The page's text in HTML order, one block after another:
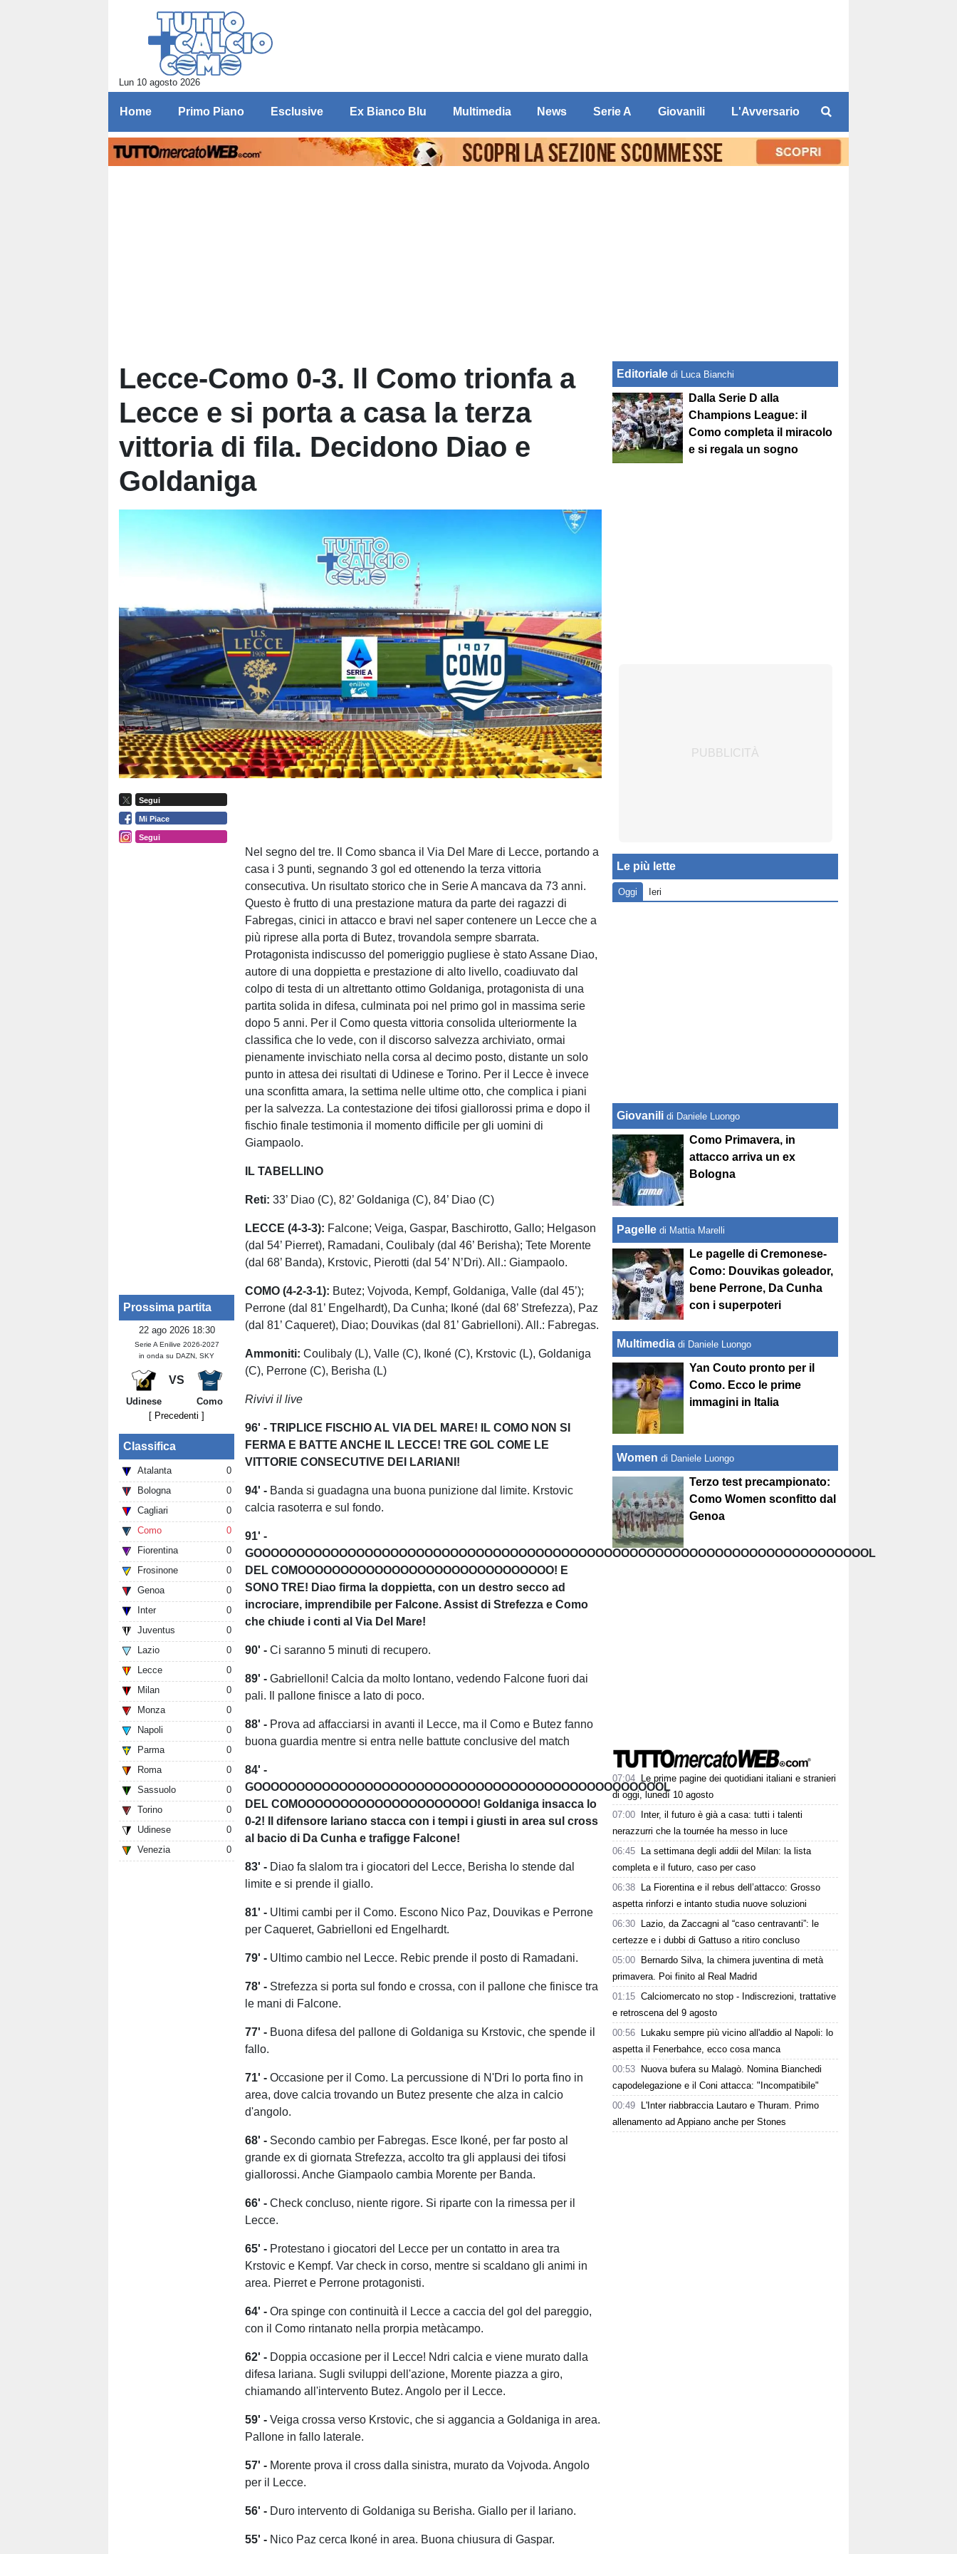
Lun 10 agosto 2026
Home Primo Piano Esclusive Ex Bianco Blu Multimedia News Serie A Giovanili L'Avversario
Lecce-Como 0-3. Il Como trionfa a
Lecce e si porta a casa la terza
vittoria di fila. Decidono Diao e
Goldaniga
Segui
Mi Piace
Segui
Prossima partita
22 ago 2026 18:30
Serie A Enilive 2026-2027
in onda su DAZN, SKY
VS
Udinese
Como
[ Precedenti ]
Classifica
Atalanta
0
Bologna
0
Cagliari
0
Como
0
Fiorentina
0
Frosinone
0
Genoa
0
Inter
0
Juventus
0
Lazio
0
Lecce
0
Milan
0
Monza
0
Napoli
0
Parma
0
Roma
0
Sassuolo
0
Torino
0
Udinese
0
Venezia
0
Nel segno del tre. Il Como sbanca il Via Del Mare di Lecce, portando a
casa i 3 punti, segnando 3 gol ed ottenendo la terza vittoria
consecutiva. Un risultato storico che in Serie A mancava da 73 anni.
Questo è frutto di una prestazione matura da parte dei ragazzi di
Fabregas, cinici in attacco e bravi nel saper contenere un Lecce che a
più riprese alla porta di Butez, trovandola sempre sbarrata.
Protagonista indiscusso del pomeriggio pugliese è stato Assane Diao,
autore di una doppietta e prestazione di alto livello, coadiuvato dal
colpo di testa di un altrettanto ottimo Goldaniga, protagonista di una
partita solida in difesa, culminata poi nel primo gol in massima serie
dopo 5 anni. Per il Como questa vittoria consolida ulteriormente la
classifica che lo vede, con il discorso salvezza archiviato, ormai
pienamente invischiato nella corsa al decimo posto, distante un solo
punto in attesa dei risultati di Udinese e Torino. Per il Lecce è invece
una sconfitta amara, la settima nelle ultime otto, che complica i piani
per la salvezza. La contestazione dei tifosi giallorossi prima e dopo il
fischio finale testimonia il momento difficile per gli uomini di
Giampaolo.
IL TABELLINO
Reti: 33’ Diao (C), 82’ Goldaniga (C), 84’ Diao (C)
LECCE (4-3-3): Falcone; Veiga, Gaspar, Baschirotto, Gallo; Helgason
(dal 54’ Pierret), Ramadani, Coulibaly (dal 46’ Berisha); Tete Morente
(dal 68’ Banda), Krstovic, Pierotti (dal 54’ N’Dri). All.: Giampaolo.
COMO (4-2-3-1): Butez; Vojvoda, Kempf, Goldaniga, Valle (dal 45’);
Perrone (dal 81’ Engelhardt), Da Cunha; Ikoné (dal 68’ Strefezza), Paz
(dal 81’ Caqueret), Diao; Douvikas (dal 81’ Gabrielloni). All.: Fabregas.
Ammoniti:Coulibaly (L), Valle (C), Ikoné (C), Krstovic (L), Goldaniga
(C), Perrone (C), Berisha (L)
Rivivi il live
96' - TRIPLICE FISCHIO AL VIA DEL MARE! IL COMO NON SI
FERMA E BATTE ANCHE IL LECCE! TRE GOL COME LE
VITTORIE CONSECUTIVE DEI LARIANI!
94' - Banda si guadagna una buona punizione dal limite. Krstovic
calcia rasoterra e sul fondo.
91' -
GOOOOOOOOOOOOOOOOOOOOOOOOOOOOOOOOOOOOOOOOOOOOOOOOOOOOOOOOOOOOOOOOOOOOOOOOL
DEL COMOOOOOOOOOOOOOOOOOOOOOOOOOOOOOO! E
SONO TRE! Diao firma la doppietta, con un destro secco ad
incrociare, imprendibile per Falcone. Assist di Strefezza e Como
che chiude i conti al Via Del Mare!
90' -Ci saranno 5 minuti di recupero.
89' -Gabrielloni! Calcia da molto lontano, vedendo Falcone fuori dai
pali. Il pallone finisce a lato di poco.
88' - Prova ad affacciarsi in avanti il Lecce, ma il Como e Butez fanno
buona guardia mentre si entra nelle battute conclusive del match
84' -
GOOOOOOOOOOOOOOOOOOOOOOOOOOOOOOOOOOOOOOOOOOOOOOOOL
DEL COMOOOOOOOOOOOOOOOOOOOOO! Goldaniga insacca lo
0-2! Il difensore lariano stacca con i tempi i giusti in area sul cross
al bacio di Da Cunha e trafigge Falcone!
83' - Diao fa slalom tra i giocatori del Lecce, Berisha lo stende dal
limite e si prende il giallo.
81' - Ultimi cambi per il Como. Escono Nico Paz, Douvikas e Perrone
per Caqueret, Gabrielloni ed Engelhardt.
79' - Ultimo cambio nel Lecce. Rebic prende il posto di Ramadani.
78' - Strefezza si porta sul fondo e crossa, con il pallone che finisce tra
le mani di Falcone.
77' - Buona difesa del pallone di Goldaniga su Krstovic, che spende il
fallo.
71' -Occasione per il Como. La percussione di N'Dri lo porta fino in
area, dove calcia trovando un Butez presente che alza in calcio
d'angolo.
68' - Secondo cambio per Fabregas. Esce Ikoné, per far posto al
grande ex di giornata Strefezza, accolto tra gli applausi dei tifosi
giallorossi. Anche Giampaolo cambia Morente per Banda.
66' - Check concluso, niente rigore. Si riparte con la rimessa per il
Lecce.
65' - Protestano i giocatori del Lecce per un contatto in area tra
Krstovic e Kempf. Var check in corso, mentre si scaldano gli animi in
area. Pierret e Perrone protagonisti.
64' -Ora spinge con continuità il Lecce a caccia del gol del pareggio,
con il Como rintanato nella prorpia metàcampo.
62' - Doppia occasione per il Lecce! Ndri calcia e viene murato dalla
difesa lariana. Sugli sviluppi dell'azione, Morente piazza a giro,
chiamando all'intervento Butez. Angolo per il Lecce.
59' - Veiga crossa verso Krstovic, che si aggancia a Goldaniga in area.
Pallone in fallo laterale.
57' - Morente prova il cross dalla sinistra, murato da Vojvoda. Angolo
per il Lecce.
56' - Duro intervento di Goldaniga su Berisha. Giallo per il lariano.
55' - Nico Paz cerca Ikoné in area. Buona chiusura di Gaspar.
Editoriale di Luca Bianchi
Dalla Serie D alla
Champions League: il
Como completa il miracolo
e si regala un sogno
Le più lette
Oggi Ieri
Giovanili di Daniele Luongo
Como Primavera, in
attacco arriva un ex
Bologna
Pagelle di Mattia Marelli
Le pagelle di Cremonese-
Como: Douvikas goleador,
bene Perrone, Da Cunha
con i superpoteri
Multimedia di Daniele Luongo
Yan Couto pronto per il
Como. Ecco le prime
immagini in Italia
Women di Daniele Luongo
Terzo test precampionato:
Como Women sconfitto dal
Genoa
07:04
Le prime pagine dei quotidiani italiani e stranieri
di oggi, lunedì 10 agosto
07:00
Inter, il futuro è già a casa: tutti i talenti
nerazzurri che la tournée ha messo in luce
06:45
La settimana degli addii del Milan: la lista
completa e il futuro, caso per caso
06:38
La Fiorentina e il rebus dell’attacco: Grosso
aspetta rinforzi e intanto studia nuove soluzioni
06:30
Lazio, da Zaccagni al “caso centravanti”: le
certezze e i dubbi di Gattuso a ritiro concluso
05:00
Bernardo Silva, la chimera juventina di metà
primavera. Poi finito al Real Madrid
01:15 Calciomercato no stop - Indiscrezioni, trattative
e retroscena del 9 agosto
00:56
Lukaku sempre più vicino all'addio al Napoli: lo
aspetta il Fenerbahce, ecco cosa manca
00:53
Nuova bufera su Malagò. Nomina Bianchedi
capodelegazione e il Coni attacca: "Incompatibile"
00:49
L'Inter riabbraccia Lautaro e Thuram. Primo
allenamento ad Appiano anche per Stones